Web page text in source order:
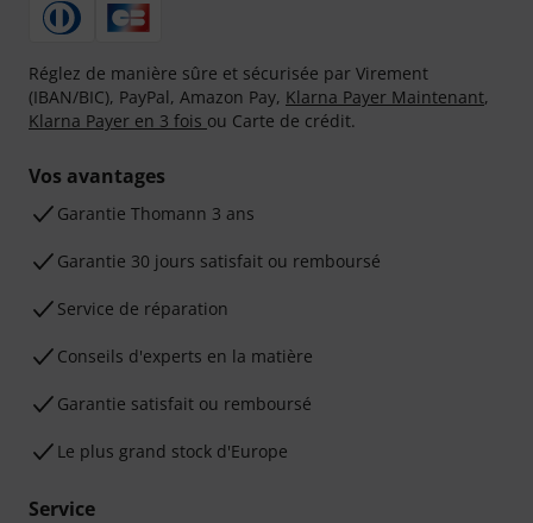
Réglez de manière sûre et sécurisée par Virement
(IBAN/BIC), PayPal, Amazon Pay, Klarna Payer Maintenant,
Klarna Payer en 3 fois ou Carte de crédit.
Vos avantages
Ga­ran­tie Thomann 3 ans
Garantie 30 jours satisfait ou remboursé
Service de réparation
Conseils d'experts en la matière
Garantie satisfait ou remboursé
Le plus grand stock d'Europe
Service